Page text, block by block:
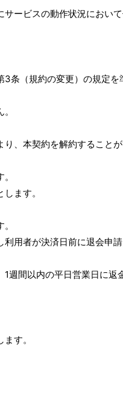
ービスの動作状況において
条（規約の変更）の規定を
、本契約を解約すること
ます。
用者が決済日前に退会申
週間以内の平日営業日に返
す。